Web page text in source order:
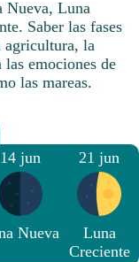
Nueva, Luna
Saber las fases
agricultura, la
emociones de
las mareas.
14 jun
Nueva
21 jun
Luna
Creciente